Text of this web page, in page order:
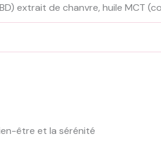
extrait de chanvre, huile MCT
être et la sérénité